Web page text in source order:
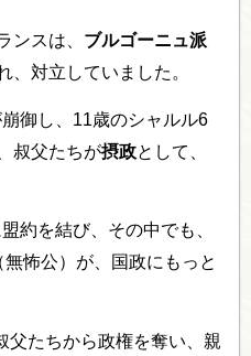
ンスは、 ブルゴーニュ派
、対立していました。
御し、11歳のシャルル6
叔父たちが摂政として、
約を結び、その中でも、
無怖公）が、国政にもっと
父たちから政権を奪い、親